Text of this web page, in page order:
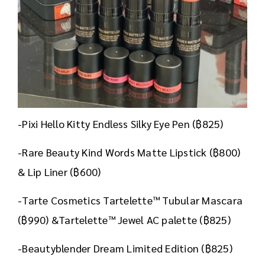
-Pixi Hello Kitty Endless Silky Eye Pen (฿825)
-Rare Beauty Kind Words Matte Lipstick (฿800)
& Lip Liner (฿600)
-Tarte Cosmetics Tartelette™ Tubular Mascara
(฿990) &Tartelette™ Jewel AC palette (฿825)
-Beautyblender Dream Limited Edition (฿825)